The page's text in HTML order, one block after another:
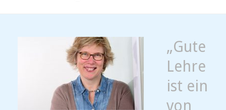
„Gute
Lehre
ist ein
von